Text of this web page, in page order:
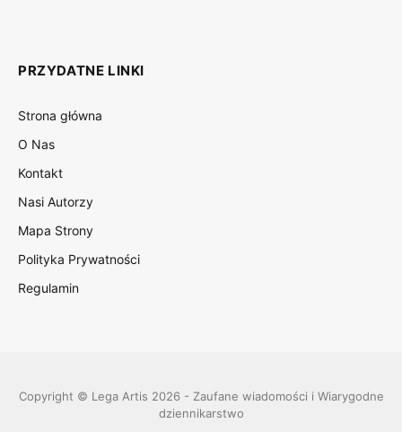
PRZYDATNE LINKI
Strona główna
O Nas
Kontakt
Nasi Autorzy
Mapa Strony
Polityka Prywatności
Regulamin
Copyright © Lega Artis 2026 - Zaufane wiadomości i Wiarygodne
dziennikarstwo